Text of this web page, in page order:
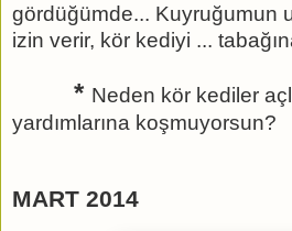
gördüğümde... Kuyruğumun
izin verir, kör kediyi ...
* Neden kör kediler
yardımlarına koşmuyorsun?
MART 2014